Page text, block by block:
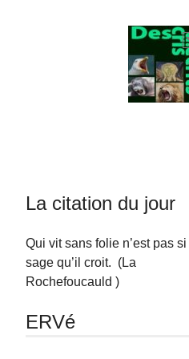
La citation du jour
Qui vit sans folie n’est pas si
sage qu’il croit. (La
Rochefoucauld )
ERVé